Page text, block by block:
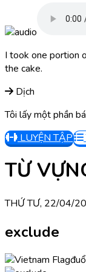
I took one portion
the cake.
Dịch
Tôi lấy một phần
LUYỆN TẬP
TỪ
THỨ TƯ, 22/04/
exclude